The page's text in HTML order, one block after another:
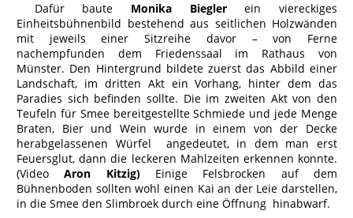
Dafür baute Monika Bieglerein viereckiges
Einheitsbühnenbild bestehend aus seitlichen Holzwänden
mit jeweils einer Sitzreihe davor – von Ferne
nachempfunden dem Friedenssaal im Rathaus von
Münster. Den Hintergrund bildete zuerst das Abbild einer
Landschaft, im dritten Akt ein Vorhang, hinter dem das
Paradies sich befinden sollte. Die im zweiten Akt von den
Teufeln für Smee bereitgestellte Schmiede und jede Menge
Braten, Bier und Wein wurde in einem von der Decke
herabgelassenen Würfel angedeutet, in dem man erst
Feuersglut, dann die leckeren Mahlzeiten erkennen konnte.
(VideoAron Kitzig) Einige Felsbrocken auf dem
Bühnenboden sollten wohl einen Kai an der Leie darstellen,
in die Smee den Slimbroek durch eine Öffnung hinabwarf.